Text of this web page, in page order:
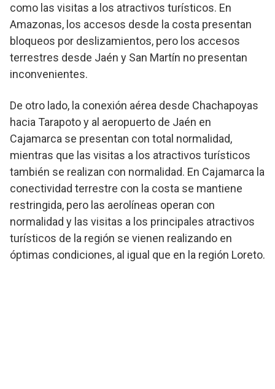
como las visitas a los atractivos turísticos. En
Amazonas, los accesos desde la costa presentan
bloqueos por deslizamientos, pero los accesos
terrestres desde Jaén y San Martín no presentan
inconvenientes.
De otro lado, la conexión aérea desde Chachapoyas
hacia Tarapoto y al aeropuerto de Jaén en
Cajamarca se presentan con total normalidad,
mientras que las visitas a los atractivos turísticos
también se realizan con normalidad. En Cajamarca la
conectividad terrestre con la costa se mantiene
restringida, pero las aerolíneas operan con
normalidad y las visitas a los principales atractivos
turísticos de la región se vienen realizando en
óptimas condiciones, al igual que en la región Loreto.